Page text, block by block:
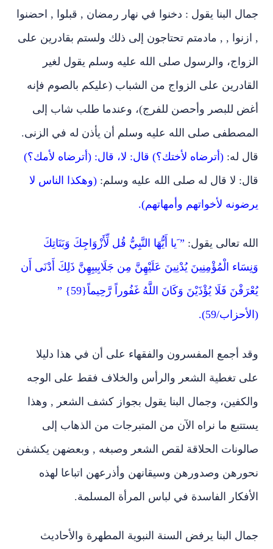
جمال البنا يقول : دخنوا في نهار رمضان , قبلوا , احضنوا
, ازنوا , , مادمتم تحتاجون إلى ذلك ولستم بقادرين على
الزواج، والرسول صلى الله عليه وسلم يقول لغير
القادرين على الزواج من الشباب (عليكم بالصوم فإنه
أغض للبصر وأحصن للفرج)، وعندما طلب شاب إلى
المصطفى صلى الله عليه وسلم أن يأذن له في الزنى.
قال له: (أترضاه لأختك؟) قال: لا، قال: (أترضاه لأمك؟)
قال: لا قال له صلى الله عليه وسلم: (وهكذا الناس لا
يرضونه لأخواتهم وأمهاتهم).
الله تعالى يقول: ” َيا أَيُّهَا النَّبِيُّ قُل لِّأَزْوَاجِكَ وَبَنَاتِكَ
وَنِسَاء الْمُؤْمِنِينَ يُدْنِينَ عَلَيْهِنَّ مِن جَلَابِيبِهِنَّ ذَلِكَ أَدْنَى أَن
يُعْرَفْنَ فَلَا يُؤْذَيْنَ وَكَانَ اللَّهُ غَفُوراً رَّحِيماً{59} ”
(الأحزاب/59).
وقد أجمع المفسرون والفقهاء على أن في هذا دليلا
على تغطية الشعر والرأس والخلاف فقط على الوجه
والكفين، وجمال البنا يقول بجواز كشف الشعر , وهذا
يستتبع ما نراه الآن من المتبرجات من الذهاب إلى
صالونات الحلاقة لقص الشعر وصبغه , وبعضهن يكشفن
نحورهن وصدورهن وسيقانهن وأذرعهن اتباعا لهذه
الأفكار الفاسدة في لباس المرأة المسلمة.
جمال البنا يرفض السنة النبوية المطهرة والأحاديث